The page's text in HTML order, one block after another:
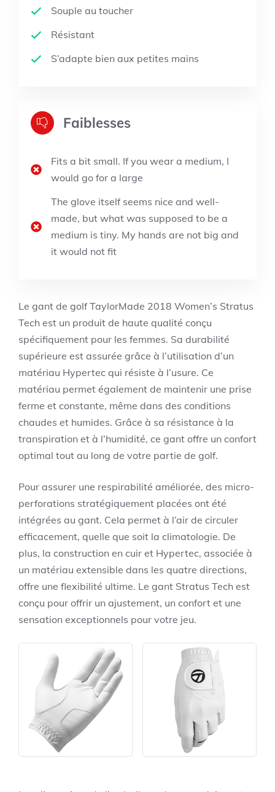
Souple au toucher
Résistant
S’adapte bien aux petites mains
Faiblesses
Fits a bit small. If you wear a medium, I
would go for a large
The glove itself seems nice and well-
made, but what was supposed to be a
medium is tiny. My hands are not big and
it would not fit
Le gant de golf TaylorMade 2018 Women’s Stratus
Tech est un produit de haute qualité conçu
spécifiquement pour les femmes. Sa durabilité
supérieure est assurée grâce à l’utilisation d’un
matériau Hypertec qui résiste à l’usure. Ce
matériau permet également de maintenir une prise
ferme et constante, même dans des conditions
chaudes et humides. Grâce à sa résistance à la
transpiration et à l’humidité, ce gant offre un confort
optimal tout au long de votre partie de golf.
Pour assurer une respirabilité améliorée, des micro-
perforations stratégiquement placées ont été
intégrées au gant. Cela permet à l’air de circuler
efficacement, quelle que soit la climatologie. De
plus, la construction en cuir et Hypertec, associée à
un matériau extensible dans les quatre directions,
offre une flexibilité ultime. Le gant Stratus Tech est
conçu pour offrir un ajustement, un confort et une
sensation exceptionnels pour votre jeu.